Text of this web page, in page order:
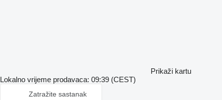
Prikaži kartu
Lokalno vrijeme prodavaca: 09:39 (CEST)
Zatražite sastanak